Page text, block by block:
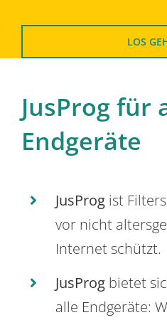
LOS
JusProg für
Endgeräte
JusProg ist
vor nicht
Internet schützt.
JusProg bietet
alle Endgeräte: